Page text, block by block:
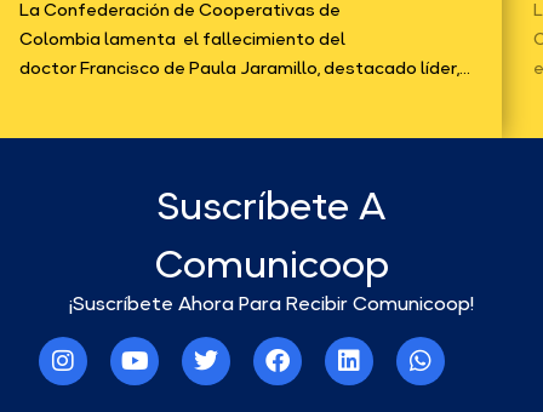
La Confederación de Cooperativas de
Colombia lamenta el fallecimiento del
doctor Francisco de Paula Jaramillo, destacado líder,...
Suscríbete A
Comunicoop
¡Suscríbete Ahora Para Recibir Comunicoop!